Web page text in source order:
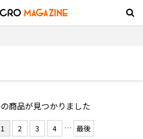
商品が見つかりました
1 2 3 4 … 最後